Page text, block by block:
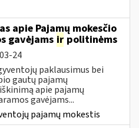
apie Pajamų mokesčio
gavėjams ir politinėms
24
paklausimus bei
gautų pajamų
apie pajamų
gavėjams...
pajamų mokestis